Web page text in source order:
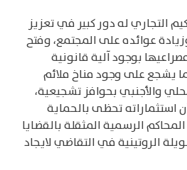
التجاري له دور كبير في تعزيز
عوائده على المجتمع، وفتح
بوجود آلية قانونية
يشجع على وجود مناخ ملائم
والأجنبي بحوافز تشجيعية،
استثماراته تحظى بالحماية
الرسمية المثقلة بالقضايا
الروتينية في التقاضي لايجاد